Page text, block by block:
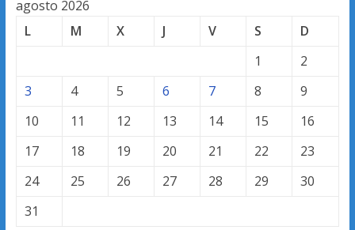
agosto 2026
L
M X J V S
D
1
2
3
4 5 6 7 8
9
10
11 12 13 14 15
16
17
18 19 20 21 22
23
24
25 26 27 28 29
30
31